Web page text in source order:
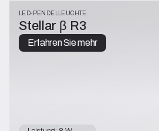
LED-PENDELLEUCHTE
Stellar β R3
Erfahren Sie mehr